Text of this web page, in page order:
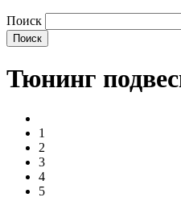
Поиск
Тюнинг
1
2
3
4
5